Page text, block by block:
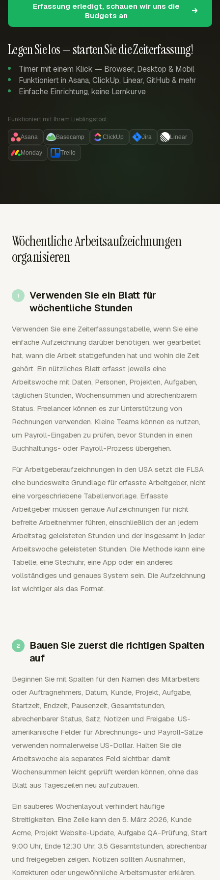
Legen Sie los — starten Sie die Zeiterfassung!
Timer mit einem Klick — Browser, Desktop & Mobil
Funktioniert in Asana, ClickUp, Linear, GitHub & mehr
Einfache Einrichtung, keine Lernkurve
Funktioniert mit Ihrem Lieblingstool:
Asana Basecamp ClickUp Jira Linear
Monday Trello
Erfassung erledigt, schauen wir uns die
Budgets an
Wöchentliche Arbeitsaufzeichnungen
organisieren
Verwenden Sie ein Blatt für
wöchentliche Stunden
Verwenden Sie eine Zeiterfassungstabelle, wenn Sie eine
einfache Aufzeichnung darüber benötigen, wer gearbeitet
hat, wann die Arbeit stattgefunden hat und wohin die Zeit
gehört. Ein nützliches Blatt erfasst jeweils eine
Arbeitswoche mit Daten, Personen, Projekten, Aufgaben,
täglichen Stunden, Wochensummen und abrechenbarem
Status. Freelancer können es zur Unterstützung von
Rechnungen verwenden. Kleine Teams können es nutzen,
um Payroll-Eingaben zu prüfen, bevor Stunden in einen
Buchhaltungs- oder Payroll-Prozess übergehen.
Für Arbeitgeberaufzeichnungen in den USA setzt die FLSA
eine bundesweite Grundlage für erfasste Arbeitgeber, nicht
eine vorgeschriebene Tabellenvorlage. Erfasste
Arbeitgeber müssen genaue Aufzeichnungen für nicht
befreite Arbeitnehmer führen, einschließlich der an jedem
Arbeitstag geleisteten Stunden und der insgesamt in jeder
Arbeitswoche geleisteten Stunden. Die Methode kann eine
Tabelle, eine Stechuhr, eine App oder ein anderes
vollständiges und genaues System sein. Die Aufzeichnung
ist wichtiger als das Format.
Bauen Sie zuerst die richtigen Spalten
auf
Beginnen Sie mit Spalten für den Namen des Mitarbeiters
oder Auftragnehmers, Datum, Kunde, Projekt, Aufgabe,
Startzeit, Endzeit, Pausenzeit, Gesamtstunden,
abrechenbarer Status, Satz, Notizen und Freigabe. US-
amerikanische Felder für Abrechnungs- und Payroll-Sätze
verwenden normalerweise US-Dollar. Halten Sie die
Arbeitswoche als separates Feld sichtbar, damit
Wochensummen leicht geprüft werden können, ohne das
Blatt aus Tageszeilen neu aufzubauen.
Ein sauberes Wochenlayout verhindert häufige
Streitigkeiten. Eine Zeile kann den 5. März 2026, Kunde
Acme, Projekt Website-Update, Aufgabe QA-Prüfung, Start
9:00 Uhr, Ende 12:30 Uhr, 3,5 Gesamtstunden, abrechenbar
und freigegeben zeigen. Notizen sollten Ausnahmen,
Korrekturen oder ungewöhnliche Arbeitsmuster erklären.